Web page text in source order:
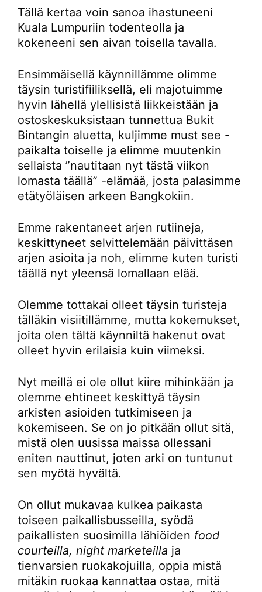
Tällä kertaa voin sanoa ihastuneeni
Kuala Lumpuriin todenteolla ja
kokeneeni sen aivan toisella tavalla.
Ensimmäisellä käynnillämme olimme
täysin turistifiiliksellä, eli majotuimme
hyvin lähellä ylellisistä liikkeistään ja
ostoskeskuksistaan tunnettua Bukit
Bintangin aluetta, kuljimme must see -
paikalta toiselle ja elimme muutenkin
sellaista ”nautitaan nyt tästä viikon
lomasta täällä” -elämää, josta palasimme
etätyöläisen arkeen Bangkokiin.
Emme rakentaneet arjen rutiineja,
keskittyneet selvittelemään päivittäsen
arjen asioita ja noh, elimme kuten turisti
täällä nyt yleensä lomallaan elää.
Olemme tottakai olleet täysin turisteja
tälläkin visiitillämme, mutta kokemukset,
joita olen tältä käynniltä hakenut ovat
olleet hyvin erilaisia kuin viimeksi.
Nyt meillä ei ole ollut kiire mihinkään ja
olemme ehtineet keskittyä täysin
arkisten asioiden tutkimiseen ja
kokemiseen. Se on jo pitkään ollut sitä,
mistä olen uusissa maissa ollessani
eniten nauttinut, joten arki on tuntunut
sen myötä hyvältä.
On ollut mukavaa kulkea paikasta
toiseen paikallisbusseilla, syödä
paikallisten suosimilla lähiöiden food
courteilla, night marketeilla ja
tienvarsien ruokakojuilla, oppia mistä
mitäkin ruokaa kannattaa ostaa, mitä